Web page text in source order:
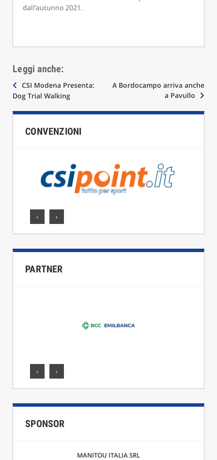
dall’autunno 2021.
Leggi anche:
Navigazione
articoli
CSI Modena Presenta:
Dog Trial Walking
A Bordocampo arriva anche
a Pavullo
CONVENZIONI
‹ ›
PARTNER
‹ ›
SPONSOR
F.LLI CICCARELLI SRL